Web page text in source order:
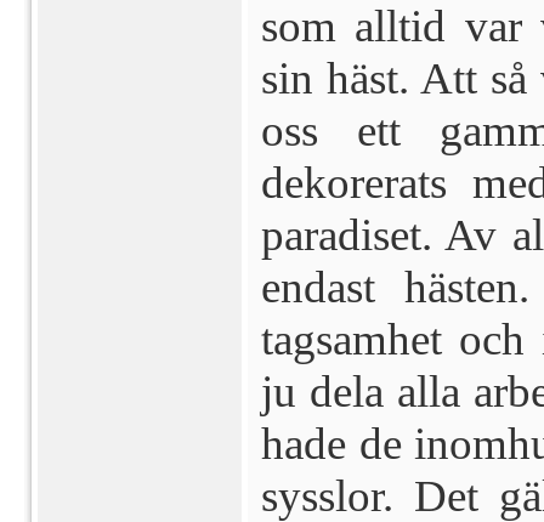
som alltid var
sin häst. Att
oss ett
dekorerats
paradiset. Av
endast
tagsamhet
ju dela alla
hade de
sysslor. Det